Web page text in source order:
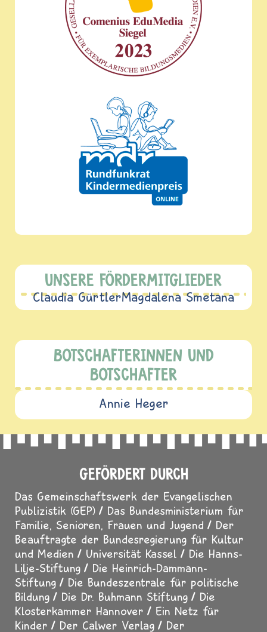
UNSERE FÖRDERMITGLIEDER
Claudia GürtlerMagdalena Smetana
BOTSCHAFTERINNEN UND
BOTSCHAFTER
Annie Heger
GEFÖRDERT DURCH
Das Gemeinschaftswerk der Evangelischen
Publizistik (GEP)
Das Bundesministerium für
Familie, Senioren, Frauen und Jugend
Der
Beauftragte der Bundesregierung für Kultur
und Medien
Universität Kassel
Die Hanns-
Lilje-Stiftung
Die Heinrich-Dammann-
Stiftung
Die Bundeszentrale für politische
Bildung
Die Dr. Buhmann Stiftung
Die
Klosterkammer Hannover
Ein Netz für
Kinder
Der Calwer Verlag Der